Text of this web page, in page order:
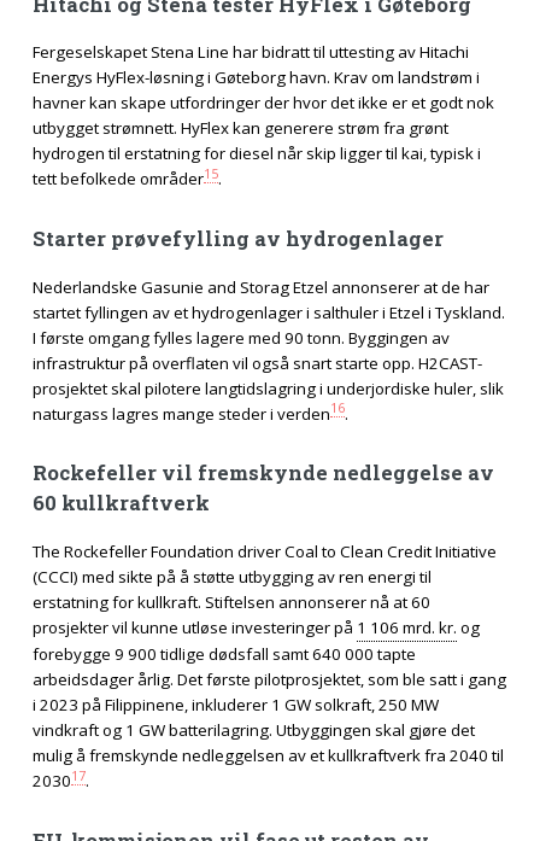
Fergeselskapet Stena Line har bidratt til uttesting av Hitachi
Energys HyFlex-løsning i Gøteborg havn. Krav om landstrøm i
havner kan skape utfordringer der hvor det ikke er et godt nok
utbygget strømnett. HyFlex kan generere strøm fra grønt
hydrogen til erstatning for diesel når skip ligger til kai, typisk i
tett befolkede områder15.
Starter prøvefylling av hydrogenlager
Nederlandske Gasunie and Storag Etzel annonserer at de har
startet fyllingen av et hydrogenlager i salthuler i Etzel i Tyskland.
I første omgang fylles lagere med 90 tonn. Byggingen av
infrastruktur på overflaten vil også snart starte opp. H2CAST-
prosjektet skal pilotere langtidslagring i underjordiske huler, slik
naturgass lagres mange steder i verden16.
Rockefeller vil fremskynde nedleggelse av
60 kullkraftverk
The Rockefeller Foundation driver Coal to Clean Credit Initiative
(CCCI) med sikte på å støtte utbygging av ren energi til
erstatning for kullkraft. Stiftelsen annonserer nå at 60
prosjekter vil kunne utløse investeringer på 1 106 mrd. kr. og
forebygge 9 900 tidlige dødsfall samt 640 000 tapte
arbeidsdager årlig. Det første pilotprosjektet, som ble satt i gang
i 2023 på Filippinene, inkluderer 1 GW solkraft, 250 MW
vindkraft og 1 GW batterilagring. Utbyggingen skal gjøre det
mulig å fremskynde nedleggelsen av et kullkraftverk fra 2040 til
203017.